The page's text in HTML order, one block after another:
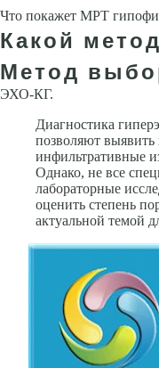
Что покажет МРТ
Какой
Метод
ЭХО-КГ.
Диагностика
позволяют выявить
инфильтративные
Однако, не все
лабораторные
оценить степень
актуальной темой